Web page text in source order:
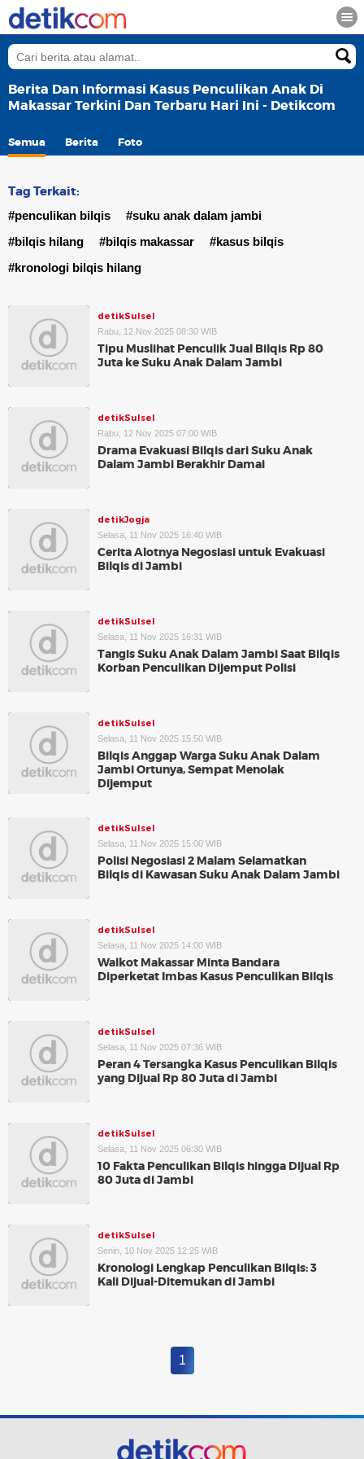
Berita Dan Informasi Kasus Penculikan Anak Di
Makassar Terkini Dan Terbaru Hari Ini - Detikcom
Semua Berita Foto
Tag Terkait:
#penculikan bilqis
#suku anak dalam jambi
#bilqis hilang
#bilqis makassar
#kasus bilqis
#kronologi bilqis hilang
detikSulsel
Rabu, 12 Nov 2025 08:30 WIB
Tipu Muslihat Penculik Jual Bilqis Rp 80
Juta ke Suku Anak Dalam Jambi
detikSulsel
Rabu, 12 Nov 2025 07:00 WIB
Drama Evakuasi Bilqis dari Suku Anak
Dalam Jambi Berakhir Damai
detikJogja
Selasa, 11 Nov 2025 16:40 WIB
Cerita Alotnya Negosiasi untuk Evakuasi
Bilqis di Jambi
detikSulsel
Selasa, 11 Nov 2025 16:31 WIB
Tangis Suku Anak Dalam Jambi Saat Bilqis
Korban Penculikan Dijemput Polisi
detikSulsel
Selasa, 11 Nov 2025 15:50 WIB
Bilqis Anggap Warga Suku Anak Dalam
Jambi Ortunya, Sempat Menolak
Dijemput
detikSulsel
Selasa, 11 Nov 2025 15:00 WIB
Polisi Negosiasi 2 Malam Selamatkan
Bilqis di Kawasan Suku Anak Dalam Jambi
detikSulsel
Selasa, 11 Nov 2025 14:00 WIB
Walkot Makassar Minta Bandara
Diperketat Imbas Kasus Penculikan Bilqis
detikSulsel
Selasa, 11 Nov 2025 07:36 WIB
Peran 4 Tersangka Kasus Penculikan Bilqis
yang Dijual Rp 80 Juta di Jambi
detikSulsel
Selasa, 11 Nov 2025 06:30 WIB
10 Fakta Penculikan Bilqis hingga Dijual Rp
80 Juta di Jambi
detikSulsel
Senin, 10 Nov 2025 12:25 WIB
Kronologi Lengkap Penculikan Bilqis: 3
Kali Dijual-Ditemukan di Jambi
1